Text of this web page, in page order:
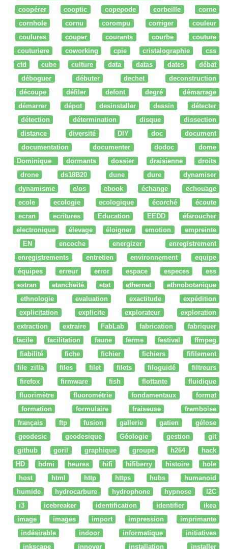
coopérer
cooptic copepode corbeille
corne
cornhole
cornu corompu corriger
couleur
coulures
couper courants courbe
couture
couturiere
coworking cpie cristalographie
css
ctd
cube culture data datas dates
débat
déboguer
débuter dechet
deconstruction
découpe
défiler defont degré
démarrage
démarrer
dépot desinstaller dessin
détecter
détection
détermination disque
dissection
distance
diversité DIY doc
document
documentation
documenter dodoc
dome
Dominique
dormants dossier draisienne
droits
drone
ds18B20 dune dure
dynamiser
dynamisme
e/os ebook échange
echouage
ecole
ecologie ecologique écorché
écoute
ecran
ecritures Education EEDD
éfaroucher
electronique
élevage éloigner emotion
empreinte
EN
encoche energizer
enregistrement
enregistrements
entretien environnement
equipe
équipes
erreur error espace especes
ess
estran
etancheité etat ethernet
ethnobotanique
ethnologie
evaluation exactitude
expédition
explicitation
explicite explorateur
exploration
extraction
extraire FabLab fabrication
fabriquer
facile
facilitation faune ferme festival
ffmpeg
fiabilité
fiche fichier fichiers
fifilement
file zilla
files filet filets filoguidé
filtreurs
firefox
firmware fish flottante
fluidique
fluorimètre
fluorométrie fondamentaux
format
formation
formulaire fraiseuse
framboise
français
ftp fusion gallerie gatien
gélose
geodesic
geodesique Géologie gestion
git
github
goril graphique groupe h264
hack
HD
hdmi heures hifi hifiberry histoire
hole
host
html http https hubs
humanoid
humide
hydrocarbure hydrophone hypnose
I2C
i3
icebreaker identification identifier
ikea
image
images import impression
imprimante
indésirable
indoor informatique
initiatives
inkscape
innover installation installer